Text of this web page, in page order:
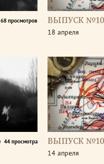
68 просмотров ВЫПУСК
18 апреля
44 просмотра ВЫПУСК
14 апреля